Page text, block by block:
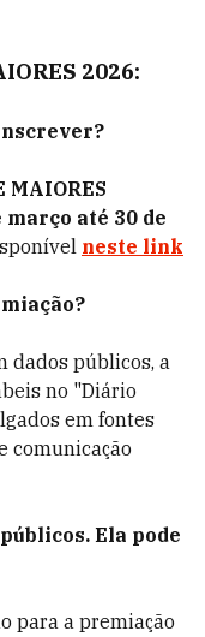
2026:
MAIORES
março até 30 de
neste link
dados públicos, a
no "Diário
em fontes
comunicação
Ela pode
para a premiação